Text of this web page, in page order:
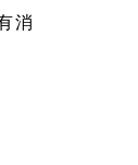
消